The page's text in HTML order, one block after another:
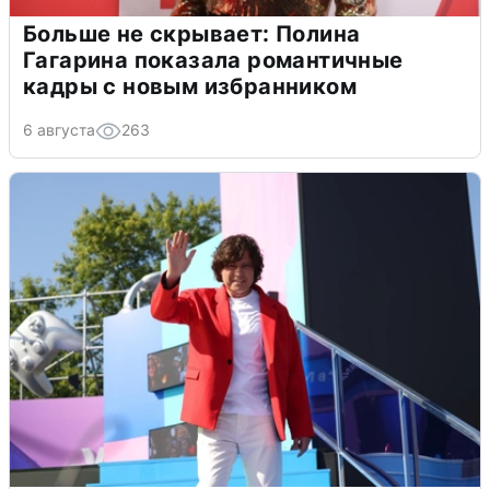
Больше не скрывает: Полина
Гагарина показала романтичные
кадры с новым избранником
6 августа 263